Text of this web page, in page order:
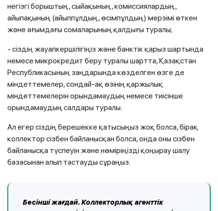
негізгі борыштың, сыйақының, комиссиялардың,
айыпақының (айыппұлдың, өсімпұлдың) мерзімі өткен
және ағымдағы сомаларының қалдығы туралы;
- сіздің жауапкершілігіңіз және банктік қарыз шартында
немесе микрокредит беру туралы шартта, Қазақстан
Республикасының заңдарында көзделген өзге де
міндеттемелер, сондай-ақ өзінің қаржылық
міндеттемелерін орындамаудың немесе тиісінше
орындамаудың салдары туралы.
Ал егер сіздің берешекке қатысыңыз жоқ болса, бірақ
коллектор сізбен байланысқан болса, онда оны сізбен
байланысқа түспеуін және нөміріңізді қоңырау шалу
базасынан алып тастауды сұраңыз.
Бесіншіжағдай. Коллекторлық агенттік